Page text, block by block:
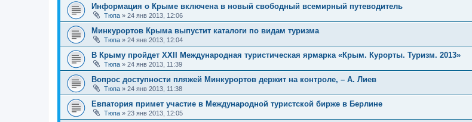
Информация о Крыме включена в новый свободный всемирный путеводитель
Тюпа » 24 янв 2013, 12:06
Минкурортов Крыма выпустит каталоги по видам туризма
Тюпа » 24 янв 2013, 12:04
В Крыму пройдет XXII Международная туристическая ярмарка «Крым. Курорты. Туризм. 2013»
Тюпа » 24 янв 2013, 11:39
Вопрос доступности пляжей Минкурортов держит на контроле, – А. Лиев
Тюпа » 24 янв 2013, 11:38
Евпатория примет участие в Международной туристской бирже в Берлине
Тюпа » 23 янв 2013, 12:05